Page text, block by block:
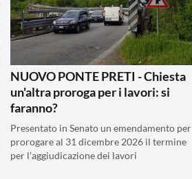
NUOVO PONTE PRETI - Chiesta
un'altra proroga per i lavori: si
faranno?
Presentato in Senato un emendamento per
prorogare al 31 dicembre 2026 il termine
per l'aggiudicazione dei lavori